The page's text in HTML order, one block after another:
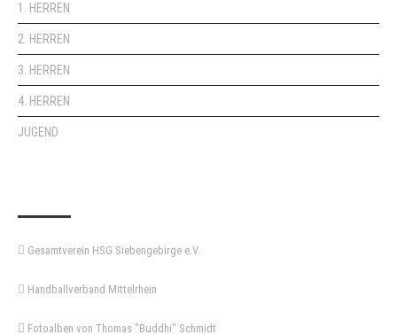
1. HERREN
2. HERREN
3. HERREN
4. HERREN
JUGEND
Gesamtverein HSG Siebengebirge e.V.
Handballverband Mittelrhein
Fotoalben von Thomas "Buddhi" Schmidt